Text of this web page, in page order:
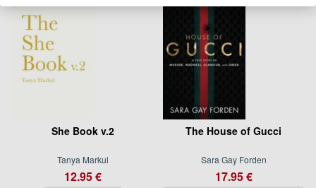
She Book v.2
Tanya Markul
12.95 €
The House of Gucci
Sara Gay Forden
17.95 €